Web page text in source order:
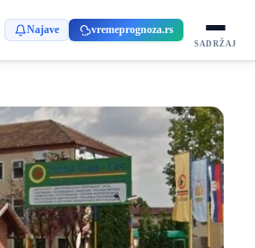
Najave vremeprognoza.rs
SADRŽAJ